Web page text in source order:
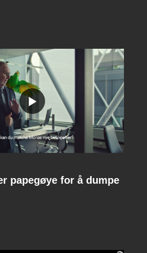
papegøye for å dumpe